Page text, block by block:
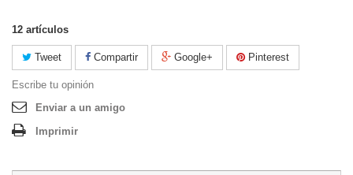
12 artículos
Tweet Compartir Google+ Pinterest
Escribe tu opinión
Enviar a un amigo
Imprimir